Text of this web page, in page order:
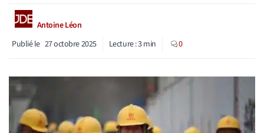
Antoine Léon
Publié le 27 octobre 2025 Lecture :3min 0